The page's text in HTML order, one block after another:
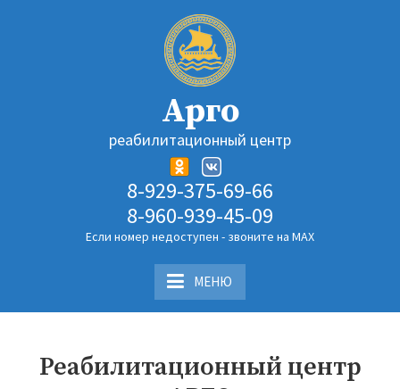
Арго
реабилитационный центр
8-929-375-69-66
8-960-939-45-09
Если номер недоступен - звоните на MAX
МЕНЮ
Реабилитационный центр